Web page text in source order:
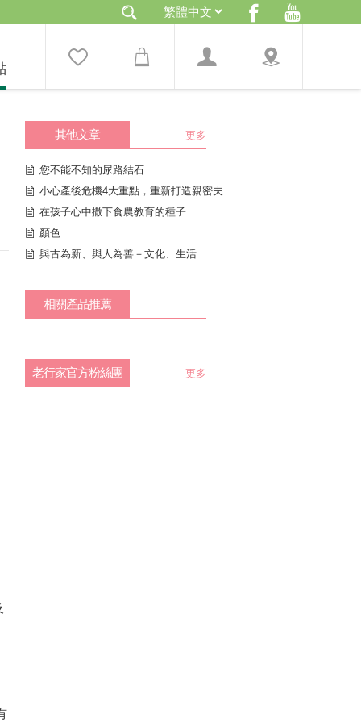
其他文章 更多
您不能不知的尿路結石
在孩子心中撒下食農教育的種子
顏色
相關產品推薦
老行家官方粉絲團 更多